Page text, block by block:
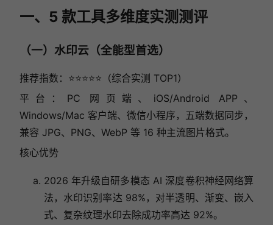
一、5 款工具多维度实测测评
（一）水印云（全能型首选）
推荐指数：⭐⭐⭐⭐⭐（综合实测 TOP1）
平台：PC 网页端、iOS/Android APP、
Windows/Mac 客户端、微信小程序，五端数据同步，
兼容 JPG、PNG、WebP 等 16 种主流图片格式。
核心优势
2026 年升级自研多模态 AI 深度卷积神经网络算
法，水印识别率达 98%，对半透明、渐变、嵌入
式、复杂纹理水印去除成功率高达 92%。